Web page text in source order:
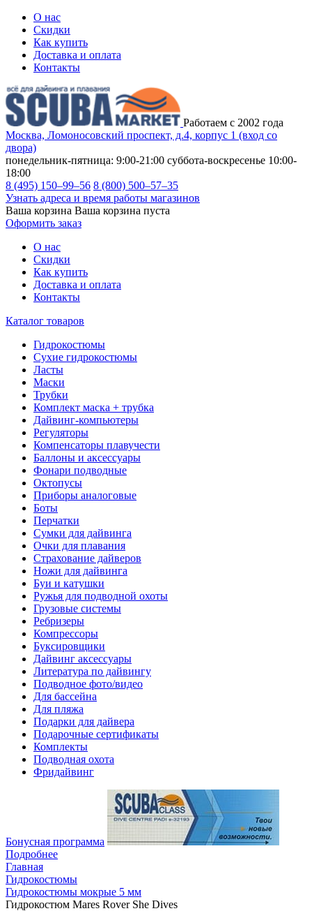
О нас
Скидки
Как купить
Доставка и оплата
Контакты
Работаем с 2002 года
Москва, Ломоносовский проспект, д.4, корпус 1 (вход со
двора)
понедельник-пятница: 9:00-21:00 суббота-воскресенье 10:00-
18:00
8 (495) 150–99–56 8 (800) 500–57–35
Узнать адреса и время работы магазинов
Ваша корзина Ваша корзина пуста
Оформить заказ
О нас
Скидки
Как купить
Доставка и оплата
Контакты
Каталог товаров
Гидрокостюмы
Сухие гидрокостюмы
Ласты
Маски
Трубки
Комплект маска + трубка
Дайвинг-компьютеры
Регуляторы
Компенсаторы плавучести
Баллоны и аксессуары
Фонари подводные
Октопусы
Приборы аналоговые
Боты
Перчатки
Сумки для дайвинга
Очки для плавания
Страхование дайверов
Ножи для дайвинга
Буи и катушки
Ружья для подводной охоты
Грузовые системы
Ребризеры
Компрессоры
Буксировщики
Дайвинг аксессуары
Литература по дайвингу
Подводное фото/видео
Для бассейна
Для пляжа
Подарки для дайвера
Подарочные сертификаты
Комплекты
Подводная охота
Фридайвинг
Бонусная программа
Подробнее
Главная
Гидрокостюмы
Гидрокостюмы мокрые 5 мм
Гидрокостюм Mares Rover She Dives